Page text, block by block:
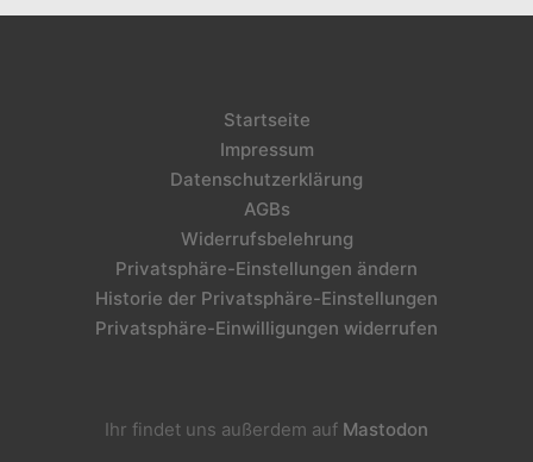
Startseite
Impressum
Datenschutzerklärung
AGBs
Widerrufsbelehrung
Privatsphäre-Einstellungen ändern
Historie der Privatsphäre-Einstellungen
Privatsphäre-Einwilligungen widerrufen
Ihr findet uns außerdem auf Mastodon